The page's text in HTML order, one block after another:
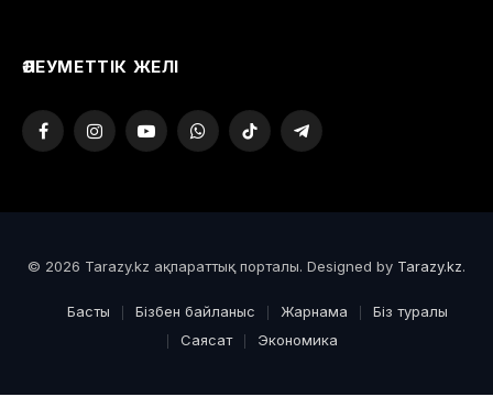
шыққан. Өрт үш вагонға жайылған.
Пойыз Караши қаласынан шығып, Равалпиндиге
бара жатқан.